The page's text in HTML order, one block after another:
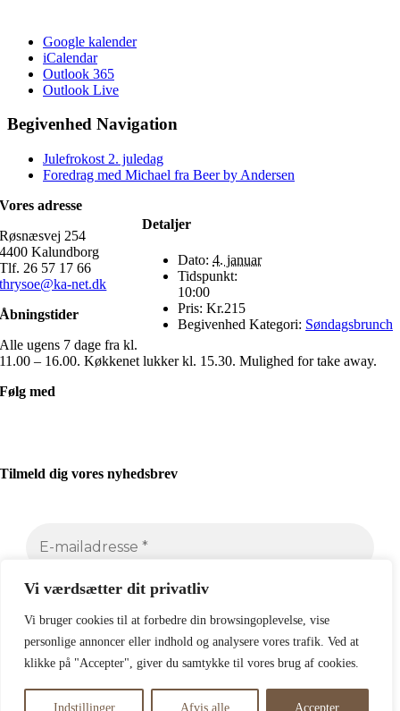
Vi værdsætter dit privatliv
Vi bruger cookies til at forbedre din browsingoplevelse, vise
personlige annoncer eller indhold og analysere vores trafik. Ved at
klikke på "Accepter", giver du samtykke til vores brug af cookies.
Indstillinger Afvis alle Accepter
Google kalender
iCalendar
Outlook 365
Outlook Live
Begivenhed Navigation
Julefrokost 2. juledag
Foredrag med Michael fra Beer by Andersen
Detaljer
Dato: 4. januar
Tidspunkt:
10:00
Pris: Kr.215
Begivenhed Kategori: Søndagsbrunch
Vores adresse
Røsnæsvej 254
4400 Kalundborg
Tlf. 26 57 17 66
thrysoe@ka-net.dk
Åbningstider
Alle ugens 7 dage fra kl.
11.00 – 16.00. Køkkenet lukker kl. 15.30. Mulighed for take away.
Følg med
Tilmeld dig vores nyhedsbrev